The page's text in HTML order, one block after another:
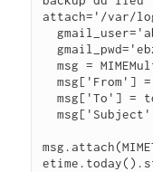
attach='/var/
  gmail_user='abcd@gmail.com'
  gmail_pwd='ebzrmwozqckeqcoa'
  msg = MIMEMultipart()
  msg['From'] = 'abcd@gmail.com'
  msg['To'] = to
  msg['Subject'] = subject